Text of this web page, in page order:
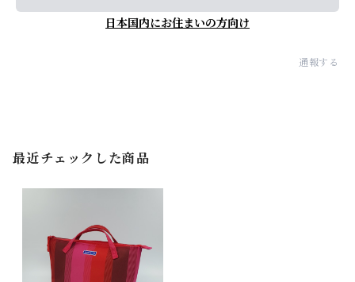
日本国内にお住まいの方向け
通報する
最近チェックした商品